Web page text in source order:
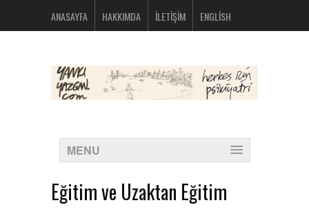
kors
ANASAYFA HAKKIMDA İLETIŞIM ENGLISH
MENU
Eğitim ve Uzaktan Eğitim